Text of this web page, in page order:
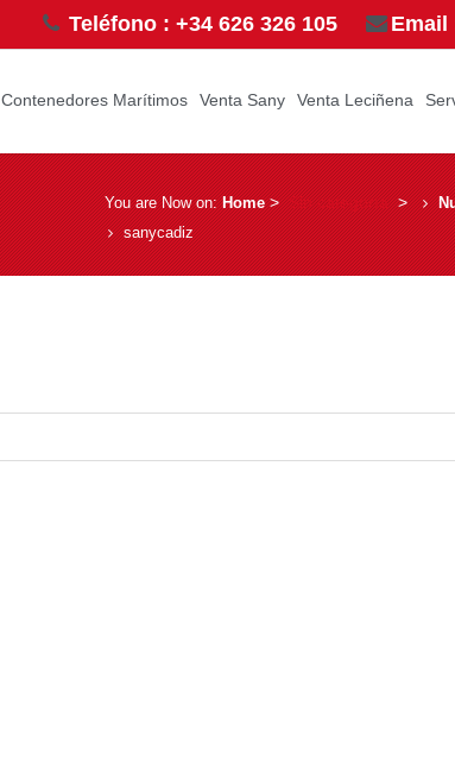
Teléfono : +34 626 326 105 Email
Contenedores Marítimos Venta Sany Venta Leciñena
You are Now on:Home­ > ­Sin categoría­ > ­
sanycadiz